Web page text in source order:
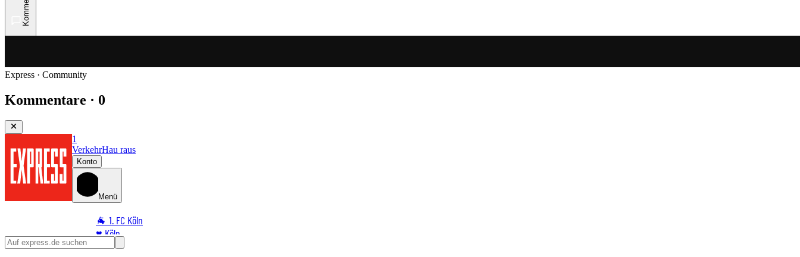
Express · Community
Kommentare · 0
1
VerkehrHau raus
Konto
Menü
🐐 1. FC Köln
♥️ Köln
⭐ Promi